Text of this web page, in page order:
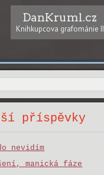
DanKruml.cz
Knihkupcova grafománie II
příspěvky
nevidím
manická fáze